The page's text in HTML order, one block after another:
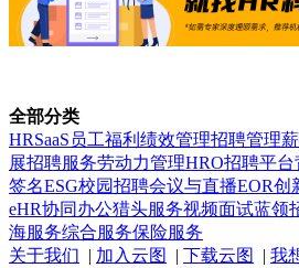
全部分类
HRSaaS 员工福利 绩效管理招聘管理
展招聘服务劳动力管理HRO招聘平台
签名ESG校园招聘会议与直播EOR创
eHR协同办公猎头服务视频面试蓝领
海服务综合服务保险服务
关于我们 | 加入云图 | 下载云图 | 我